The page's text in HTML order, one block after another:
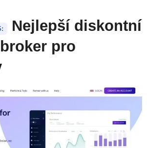
Nejlepší diskontní
pro